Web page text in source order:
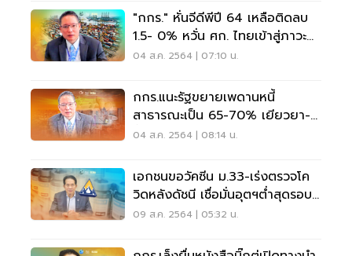
"กกร." หั่นจีดีพีปี 64 เหลือติดลบ
1.5- 0% หวั่น ศก. ไทยเข้าสู่ภาวะ
ถดถอยอีกปี
04 ส.ค. 2564 | 07:10 น.
กกร.แนะรัฐขยายเพดานหนี้
สาธารณะเป็น 65-70% เยียวยา-
ฟื้นฟูเศรษฐกิจฝ่าโควิด
04 ส.ค. 2564 | 08:14 น.
เอกชนขอวัคซีน ม.33-เร่งตรวจโค
วิดหลังดัชนี เชื่อมั่นอุตฯต่ำสุดรอบ
14 เดือน
09 ส.ค. 2564 | 05:32 น.